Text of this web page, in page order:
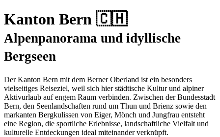
Kanton Bern 🇨🇭
Alpenpanorama und idyllische
Bergseen
Der Kanton Bern mit dem Berner Oberland ist ein besonders
vielseitiges Reiseziel, weil sich hier städtische Kultur und alpiner
Aktivurlaub auf engem Raum verbinden. Zwischen der Bundesstadt
Bern, den Seenlandschaften rund um Thun und Brienz sowie den
markanten Bergkulissen von Eiger, Mönch und Jungfrau entsteht
eine Region, die sportliche Erlebnisse, landschaftliche Vielfalt und
kulturelle Entdeckungen ideal miteinander verknüpft.